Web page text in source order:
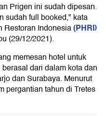
Prigen ini sudah dipesan.
sudah full booked," kata
Restoran Indonesia(PHRI)
(29/12/2021).
memesan hotel untuk
dari dalam kota dan
dan Surabaya. Menurut
pergantian tahun di Tretes